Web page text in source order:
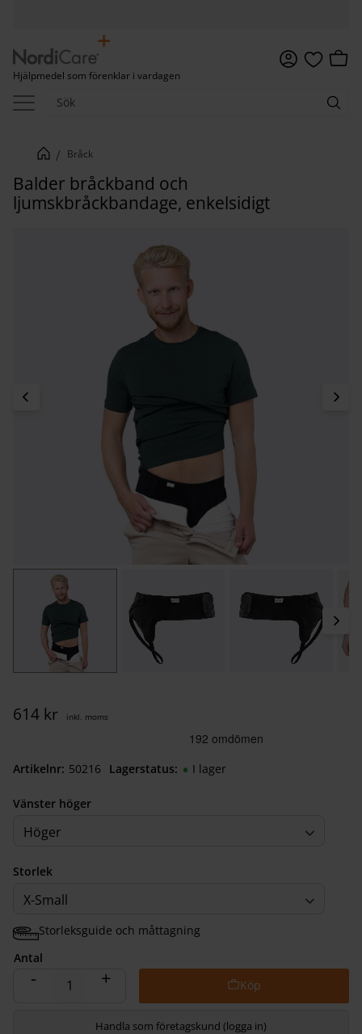
Hjälpmedel som förenklar i vardagen
Favoriter
Bråck
Balder bråckband och
ljumskbråckbandage, enkelsidigt
614 kr
Vänster höger
Höger
Storlek
X-Small
Storleksguide och måttagning
Antal
+
-
Handla som företagskund (logga in)
Lagerstatus I lager
Artikelnr 502162030